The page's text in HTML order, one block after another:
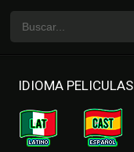
IDIOMA PELICULAS